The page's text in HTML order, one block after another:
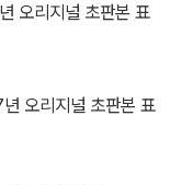
오리지널 초판본 표
오리지널 초판본 표